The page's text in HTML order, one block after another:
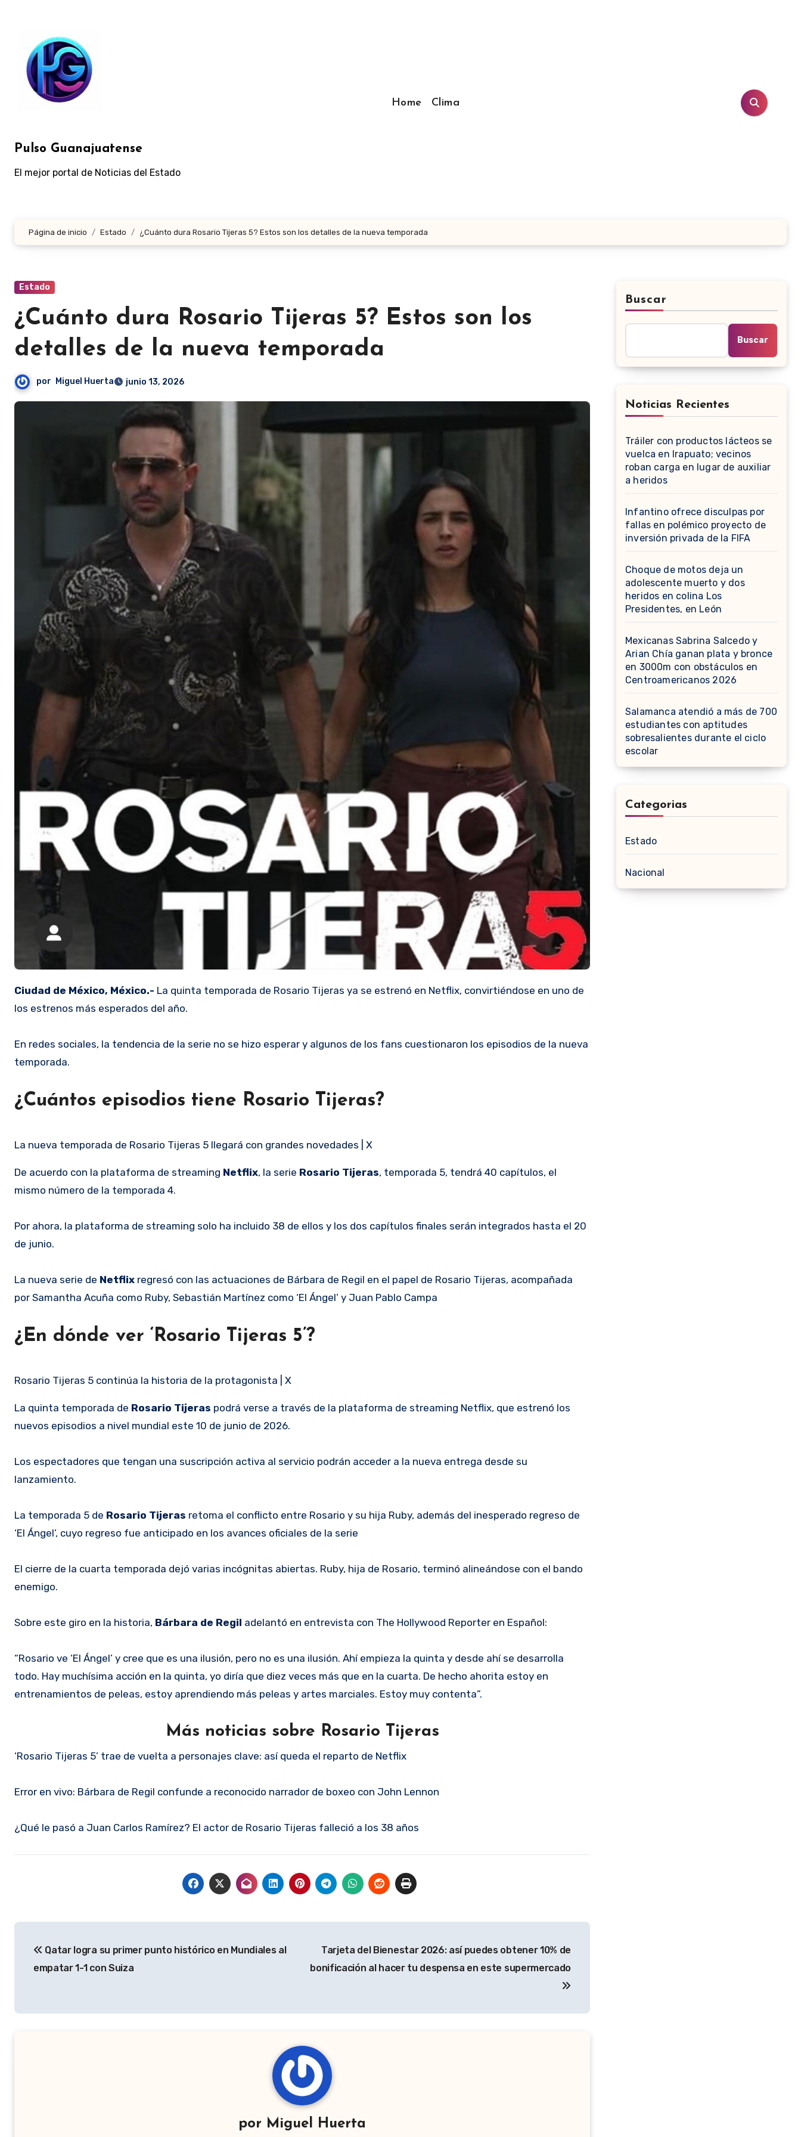
contenido
Pulso Guanajuatense
El mejor portal de Noticias del Estado
Home Clima
Página de inicio Estado ¿Cuánto dura Rosario Tijeras 5? Estos son los detalles de la nueva temporada
Estado
¿Cuánto dura Rosario Tijeras 5? Estos son los
detalles de la nueva temporada
por Miguel Huerta junio 13, 2026
Ciudad de México, México.- La quinta temporada de Rosario Tijeras ya se estrenó en Netflix, convirtiéndose en uno de
los estrenos más esperados del año.
En redes sociales, la tendencia de la serie no se hizo esperar y algunos de los fans cuestionaron los episodios de la nueva
temporada.
¿Cuántos episodios tiene Rosario Tijeras?
La nueva temporada de Rosario Tijeras 5 llegará con grandes novedades | X
De acuerdo con la plataforma de streaming Netflix, la serie Rosario Tijeras, temporada 5, tendrá 40 capítulos, el
mismo número de la temporada 4.
Por ahora, la plataforma de streaming solo ha incluido 38 de ellos y los dos capítulos finales serán integrados hasta el 20
de junio.
La nueva serie de Netflix regresó con las actuaciones de Bárbara de Regil en el papel de Rosario Tijeras, acompañada
por Samantha Acuña como Ruby, Sebastián Martínez como ‘El Ángel’ y Juan Pablo Campa
¿En dónde ver ‘Rosario Tijeras 5’?
Rosario Tijeras 5 continúa la historia de la protagonista | X
La quinta temporada de Rosario Tijeras podrá verse a través de la plataforma de streaming Netflix, que estrenó los
nuevos episodios a nivel mundial este 10 de junio de 2026.
Los espectadores que tengan una suscripción activa al servicio podrán acceder a la nueva entrega desde su
lanzamiento.
La temporada 5 de Rosario Tijeras retoma el conflicto entre Rosario y su hija Ruby, además del inesperado regreso de
‘El Ángel’, cuyo regreso fue anticipado en los avances oficiales de la serie
El cierre de la cuarta temporada dejó varias incógnitas abiertas. Ruby, hija de Rosario, terminó alineándose con el bando
enemigo.
Sobre este giro en la historia, Bárbara de Regil adelantó en entrevista con The Hollywood Reporter en Español:
“Rosario ve ‘El Ángel’ y cree que es una ilusión, pero no es una ilusión. Ahí empieza la quinta y desde ahí se desarrolla
todo. Hay muchísima acción en la quinta, yo diría que diez veces más que en la cuarta. De hecho ahorita estoy en
entrenamientos de peleas, estoy aprendiendo más peleas y artes marciales. Estoy muy contenta”.
Más noticias sobre Rosario Tijeras
‘Rosario Tijeras 5’ trae de vuelta a personajes clave: así queda el reparto de Netflix
Error en vivo: Bárbara de Regil confunde a reconocido narrador de boxeo con John Lennon
¿Qué le pasó a Juan Carlos Ramírez? El actor de Rosario Tijeras falleció a los 38 años
de
Qatar logra su primer punto histórico en Mundiales al
empatar 1-1 con Suiza
Tarjeta del Bienestar 2026: así puedes obtener 10% de
bonificación al hacer tu despensa en este supermercado
por Miguel Huerta
Buscar
Buscar
Noticias Recientes
Tráiler con productos lácteos se
vuelca en Irapuato; vecinos
roban carga en lugar de auxiliar
a heridos
Infantino ofrece disculpas por
fallas en polémico proyecto de
inversión privada de la FIFA
Choque de motos deja un
adolescente muerto y dos
heridos en colina Los
Presidentes, en León
Mexicanas Sabrina Salcedo y
Arian Chía ganan plata y bronce
en 3000m con obstáculos en
Centroamericanos 2026
Salamanca atendió a más de 700
estudiantes con aptitudes
sobresalientes durante el ciclo
escolar
Categorias
Estado
Nacional